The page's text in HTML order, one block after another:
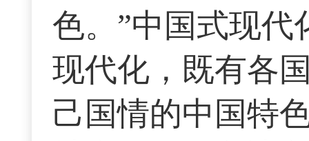
色。”中国式现代
现代化，既有各
己国情的中国特